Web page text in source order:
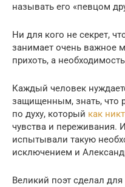
называть его «певцом
Ни для кого не секрет,
занимает очень важное
прихоть, а необходимость
Каждый человек
защищенным, знать, что
по духу, который как
чувства и переживания.
испытывали такую
исключением и
Великий поэт сделал